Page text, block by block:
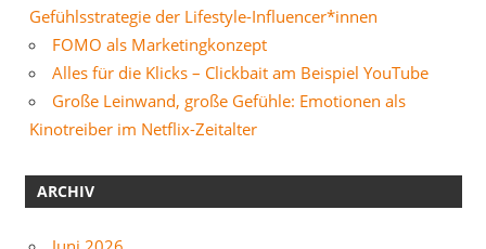
Gefühlsstrategie der Lifestyle-Influencer*innen
FOMO als Marketingkonzept
Alles für die Klicks – Clickbait am Beispiel YouTube
Große Leinwand, große Gefühle: Emotionen als
Kinotreiber im Netflix-Zeitalter
ARCHIV